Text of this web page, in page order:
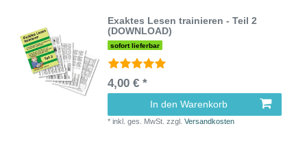
Exaktes Lesen trainieren - Teil 2
(DOWNLOAD)
sofort lieferbar
4,00 € *
In den Warenkorb
*inkl. ges. MwSt. zzgl.Versandkosten